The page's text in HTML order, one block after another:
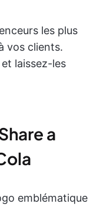
les plus
vos clients.
laissez-les
a
emblématique